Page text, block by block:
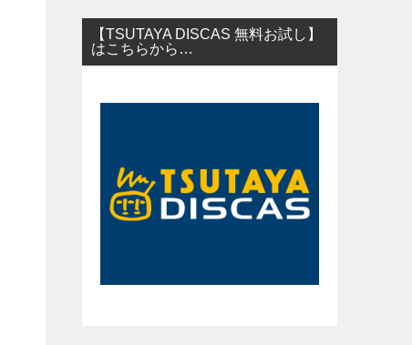
【TSUTAYA DISCAS 無料お試し】
はこちらから…